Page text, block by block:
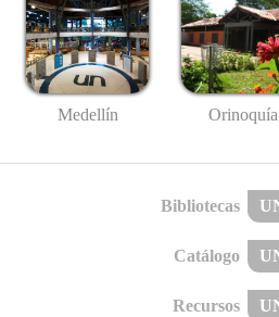
Medellín Orinoquía
Bibliotecas
Catálogo
Recursos